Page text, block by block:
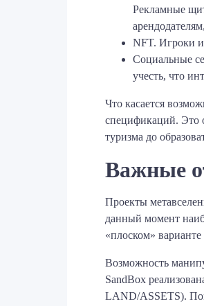
Рекламные
NFT. Игроки
Социальные
учесть, что
Что касается
спецификаций. Это
туризма до
Важные
Проекты
данный момент
«плоском»
Возможность
SandBox
LAND/ASSETS).